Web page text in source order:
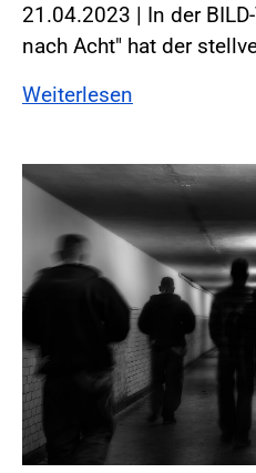
21.04.2023 | In der
nach Acht" hat der
Weiterlesen